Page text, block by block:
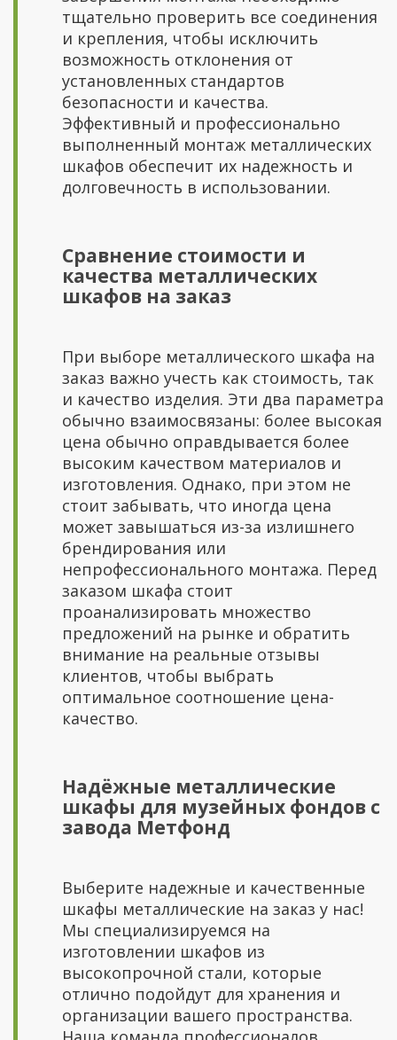
тщательно проверить все соединения
и крепления, чтобы исключить
возможность отклонения от
установленных стандартов
безопасности и качества.
Эффективный и профессионально
выполненный монтаж металлических
шкафов обеспечит их надежность и
долговечность в использовании.
Сравнение стоимости и
качества металлических
шкафов на заказ
При выборе металлического шкафа на
заказ важно учесть как стоимость, так
и качество изделия. Эти два параметра
обычно взаимосвязаны: более высокая
цена обычно оправдывается более
высоким качеством материалов и
изготовления. Однако, при этом не
стоит забывать, что иногда цена
может завышаться из-за излишнего
брендирования или
непрофессионального монтажа. Перед
заказом шкафа стоит
проанализировать множество
предложений на рынке и обратить
внимание на реальные отзывы
клиентов, чтобы выбрать
оптимальное соотношение цена-
качество.
Надёжные металлические
шкафы для музейных фондов с
завода Метфонд
Выберите надежные и качественные
шкафы металлические на заказ у нас!
Мы специализируемся на
изготовлении шкафов из
высокопрочной стали, которые
отлично подойдут для хранения и
организации вашего пространства.